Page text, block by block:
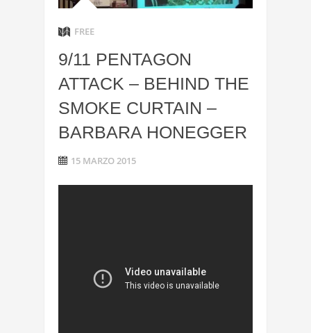
FREE
9/11 PENTAGON
ATTACK – BEHIND THE
SMOKE CURTAIN –
BARBARA HONEGGER
15 MARZO 2015